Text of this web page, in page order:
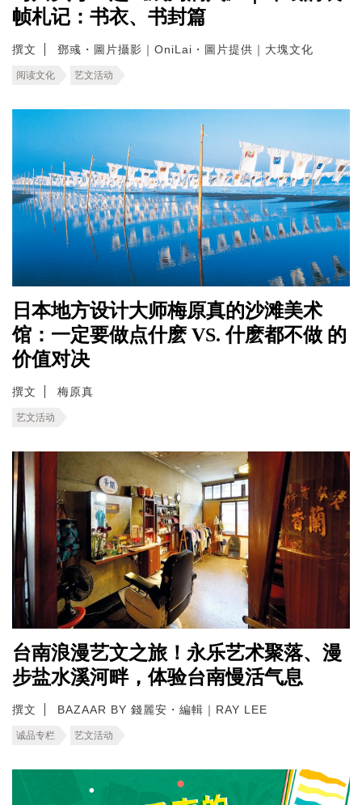
帧札记：书衣、书封篇
撰文 鄧彧・圖片攝影｜OniLai・圖片提供｜大塊文化
阅读文化 艺文活动
日本地方设计大师梅原真的沙滩美术
馆：一定要做点什麽 VS. 什麽都不做 的
价值对决
撰文 梅原真
艺文活动
台南浪漫艺文之旅！永乐艺术聚落、漫
步盐水溪河畔，体验台南慢活气息
撰文 BAZAAR BY 錢麗安・編輯｜RAY LEE
诚品专栏 艺文活动